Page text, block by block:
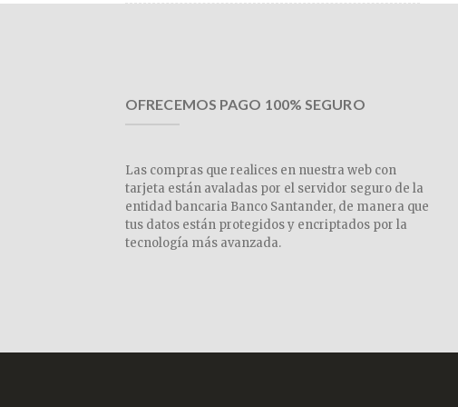
OFRECEMOS PAGO 100% SEGURO
Las compras que realices en nuestra web con
tarjeta están avaladas por el servidor seguro de la
entidad bancaria Banco Santander, de manera que
tus datos están protegidos y encriptados por la
tecnología más avanzada.